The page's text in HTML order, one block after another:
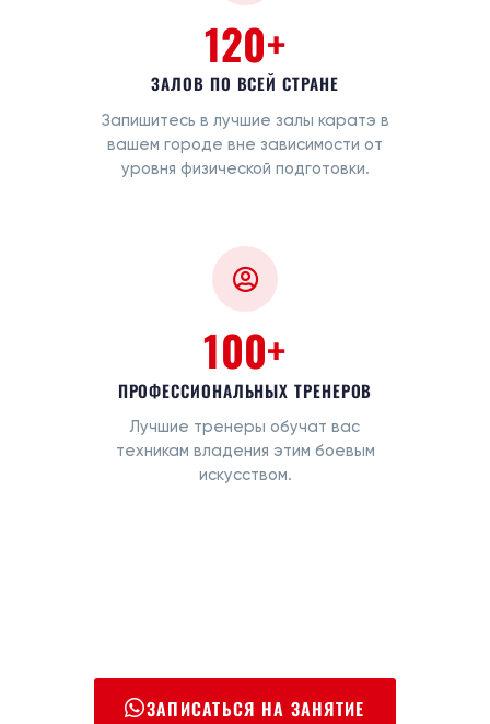
120+
ЗАЛОВ ПО ВСЕЙ СТРАНЕ
Запишитесь в лучшие залы каратэ в
вашем городе вне зависимости от
уровня физической подготовки.
100+
ПРОФЕССИОНАЛЬНЫХ ТРЕНЕРОВ
Лучшие тренеры обучат вас
техникам владения этим боевым
искусством.
ЗАПИСАТЬСЯ НА ЗАНЯТИЕ